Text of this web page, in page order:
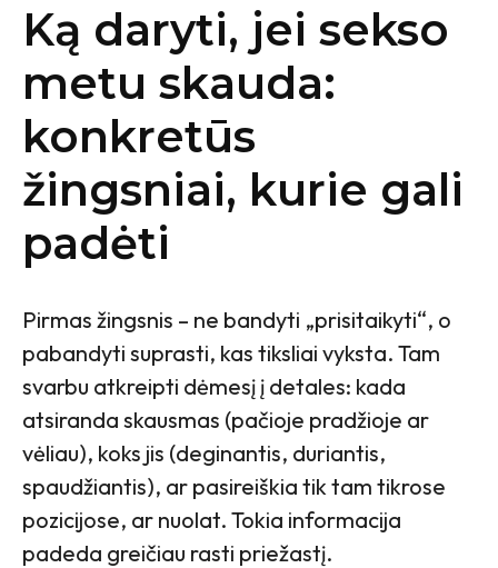
Ką daryti, jei sekso
metu skauda:
konkretūs
žingsniai, kurie gali
padėti
Pirmas žingsnis – ne bandyti „prisitaikyti“, o
pabandyti suprasti, kas tiksliai vyksta. Tam
svarbu atkreipti dėmesį į detales: kada
atsiranda skausmas (pačioje pradžioje ar
vėliau), koks jis (deginantis, duriantis,
spaudžiantis), ar pasireiškia tik tam tikrose
pozicijose, ar nuolat. Tokia informacija
padeda greičiau rasti priežastį.